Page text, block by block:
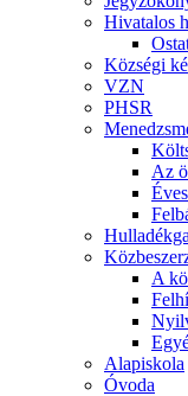
Hivatalos
Községi
VZN
PHSR
Az
A
Alapiskola
Óvoda